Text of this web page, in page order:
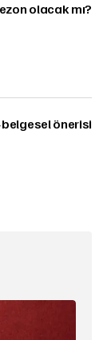
olacak mı?
belgesel önerisi